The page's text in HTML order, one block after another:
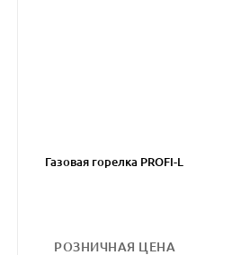
Газовая горелка PROFI-L
РОЗНИЧНАЯ ЦЕНА